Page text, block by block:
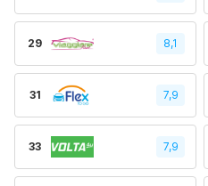
29 8,1
31 7,9
33 7,9